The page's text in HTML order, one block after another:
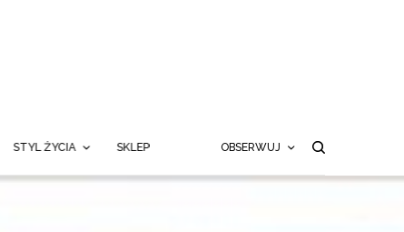
STYL ŻYCIA SKLEP OBSERWUJ